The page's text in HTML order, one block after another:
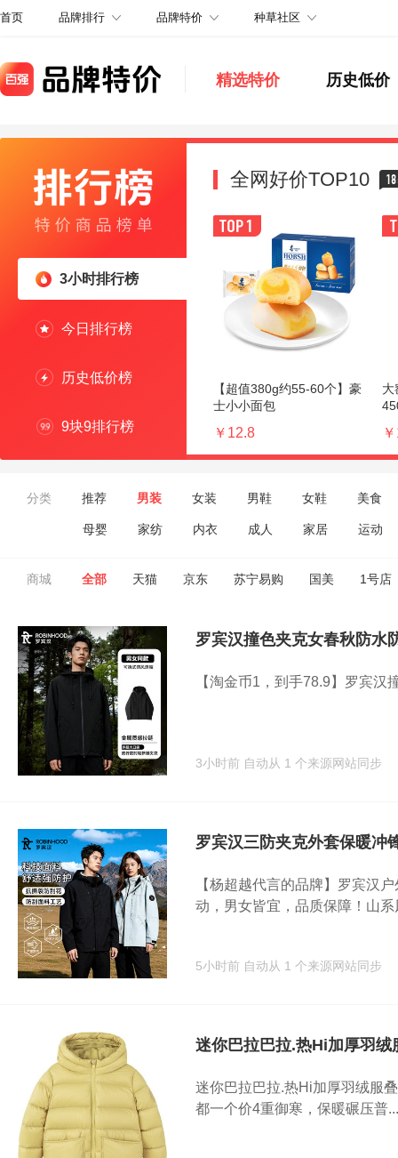
首页 品牌排行 品牌特价 种草社区
精选特价 历史低价
3小时排行榜
今日排行榜
历史低价榜
9块9排行榜
全网好价TOP10
【超值380g约55-60个】豪
士小小面包
￥12.8
大
分类 推荐 男装 女装 男鞋 女鞋 美食
母婴 家纺 内衣 成人 家居 运动
商城 全部 天猫 京东 苏宁易购 国美 1号店
罗宾汉撞色夹克女春秋防水
【淘金币1，到手78.9】罗宾
3小时前 自动从 1 个来源网站同步
罗宾汉三防夹克外套保暖冲
【杨超越代言的品牌】罗宾汉
动，男女皆宜，品质保障！山系
5小时前 自动从 1 个来源网站同步
迷你巴拉巴拉.热Hi加厚羽绒
迷你巴拉巴拉.热Hi加厚羽绒服
都一个价4重御寒，保暖碾压普...